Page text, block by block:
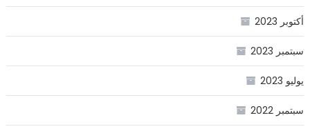
أكتوبر 2023
سبتمبر 2023
يوليو 2023
سبتمبر 2022